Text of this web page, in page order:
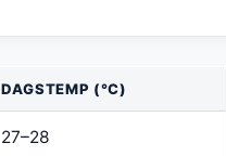
DAGSTEMP (°C)
27–28